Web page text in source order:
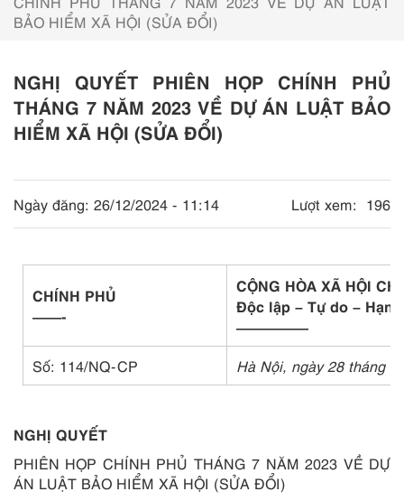
BẢO HIỂM XÃ HỘI (SỬA ĐỔI)
NGHỊ QUYẾT PHIÊN HỌP CHÍNH PHỦ
THÁNG 7 NĂM 2023 VỀ DỰ ÁN LUẬT BẢO
HIỂM XÃ HỘI (SỬA ĐỔI)
Ngày đăng: 26/12/2024 - 11:14 Lượt xem: 196
CHÍNH PHỦ
——-
CỘNG HÒA XÃ HỘI
Độc lập – Tự do –
—————
Số: 114/NQ-CP
Hà Nội, ngày 28 tháng 7
NGHỊ QUYẾT
PHIÊN HỌP CHÍNH PHỦ THÁNG 7 NĂM 2023 VỀ DỰ
ÁN LUẬT BẢO HIỂM XÃ HỘI (SỬA ĐỔI)